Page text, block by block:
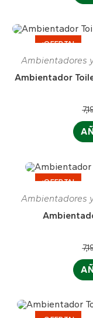
¡OFERTA!
Ambientadores
Ambientador
¡OFERTA!
Ambientadores